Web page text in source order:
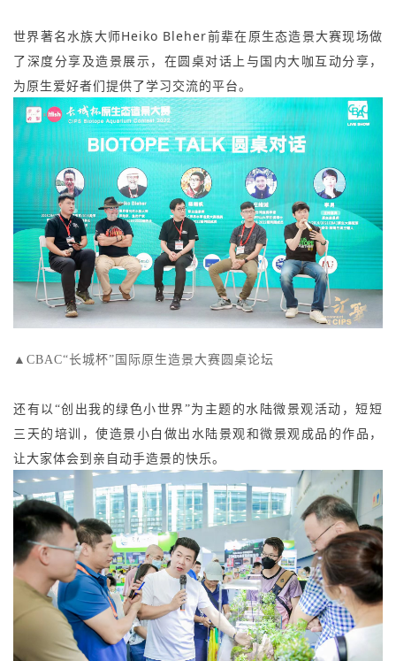
世界著名水族大师Heiko Bleher前辈在原生态造景大赛现场做
了深度分享及造景展示，在圆桌对话上与国内大咖互动分享，
为原生爱好者们提供了学习交流的平台。
▲CBAC“长城杯”国际原生造景大赛圆桌论坛
还有以“创出我的绿色小世界”为主题的水陆微景观活动，短短
三天的培训，使造景小白做出水陆景观和微景观成品的作品，
让大家体会到亲自动手造景的快乐。